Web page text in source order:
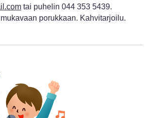
tai puhelin 044 353 5439.
porukkaan. Kahvitarjoilu.